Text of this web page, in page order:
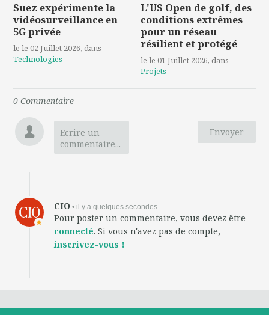
Suez expérimente la
vidéosurveillance en
5G privée
le le 02 Juillet 2026, dans
Technologies
L'US Open de golf, des
conditions extrêmes
pour un réseau
résilient et protégé
le le 01 Juillet 2026, dans
Projets
0 Commentaire
Envoyer
Ecrire un
commentaire...
CIO • il y a quelques secondes
Pour poster un commentaire, vous devez être
connecté. Si vous n'avez pas de compte,
inscrivez-vous !